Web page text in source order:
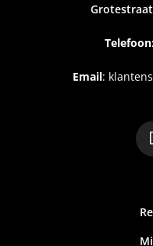
Grotestraat
Email: